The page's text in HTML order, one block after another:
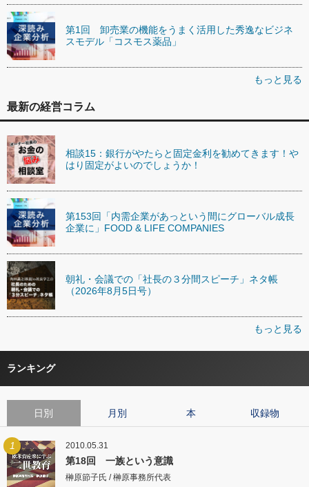
第1回 卸売業の機能をうまく活用した秀逸なビジネ
スモデル「コスモス薬品」
もっと見る
最新の経営コラム
相談15：銀行がやたらと固定金利を勧めてきます！や
はり固定がよいのでしょうか！
第153回「内需企業があっという間にグローバル成長
企業に」FOOD & LIFE COMPANIES
朝礼・会議での「社長の３分間スピーチ」ネタ帳
（2026年8月5日号）
もっと見る
ランキング
日別 月別 本 収録物
1 2010.05.31
第18回 一族という意識
榊原節子氏 / 榊原事務所代表